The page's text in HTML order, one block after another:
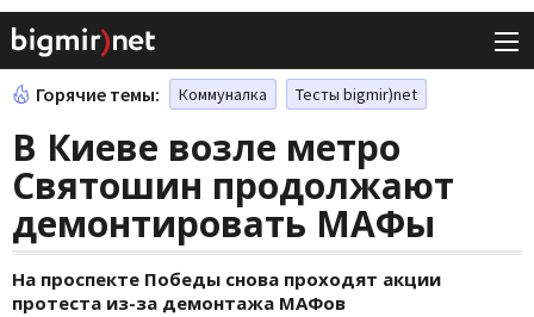
Горячие темы: Коммуналка Тесты bigmir)net
В Киеве возле метро
Святошин продолжают
демонтировать МАФы
На проспекте Победы снова проходят акции
протеста из-за демонтажа МАФов